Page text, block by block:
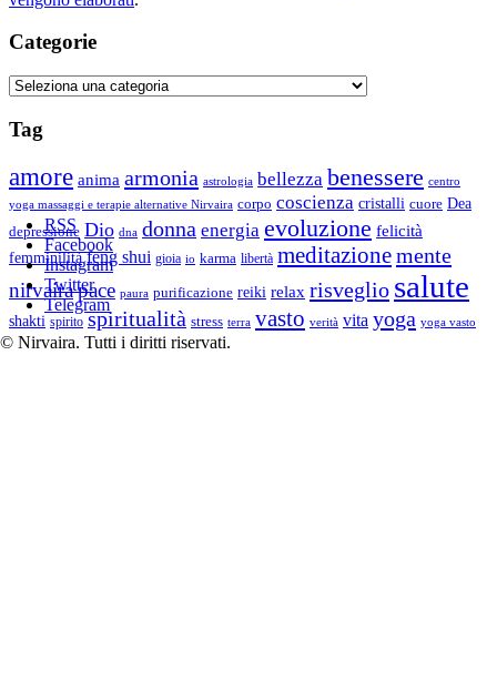
Categorie
Categorie
Tag
amore anima armonia astrologia bellezza benessere centro
yoga massaggi e terapie alternative Nirvaira corpo coscienza cristalli cuore Dea
depressione Dio dna donna energia evoluzione felicità
femminilità feng shui gioia io karma libertà meditazionemente
nirvairapace paura purificazione reiki relax risveglio salute
shakti spirito spiritualità stress terra vasto verità vita yoga yoga vasto
RSS
Facebook
Instagram
Twitter
Telegram
© Nirvaira. Tutti i diritti riservati.